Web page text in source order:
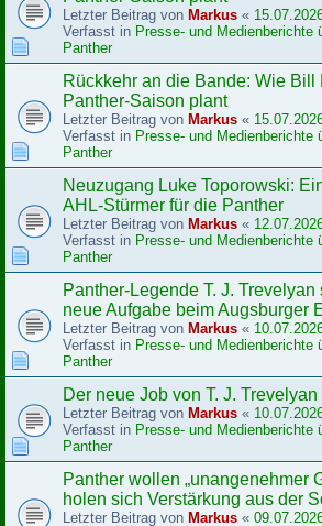
Letzter Beitrag von Markus «
Verfasst in Presse- und Medienberichte
Panther
Rückkehr an die Bande: Wie Bill
Panther-Saison plant
Letzter Beitrag von Markus «
Verfasst in Presse- und Medienberichte
Panther
Neuzugang Luke Toporowski:
AHL-Stürmer für die Panther
Letzter Beitrag von Markus «
Verfasst in Presse- und Medienberichte
Panther
Panther-Legende T. J.
neue Aufgabe beim Augsburger
Letzter Beitrag von Markus «
Verfasst in Presse- und Medienberichte
Panther
Der neue Job von T. J. Trevelyan
Letzter Beitrag von Markus «
Verfasst in Presse- und Medienberichte
Panther
Panther wollen „unangenehmer
holen sich Verstärkung aus der
Letzter Beitrag von Markus «